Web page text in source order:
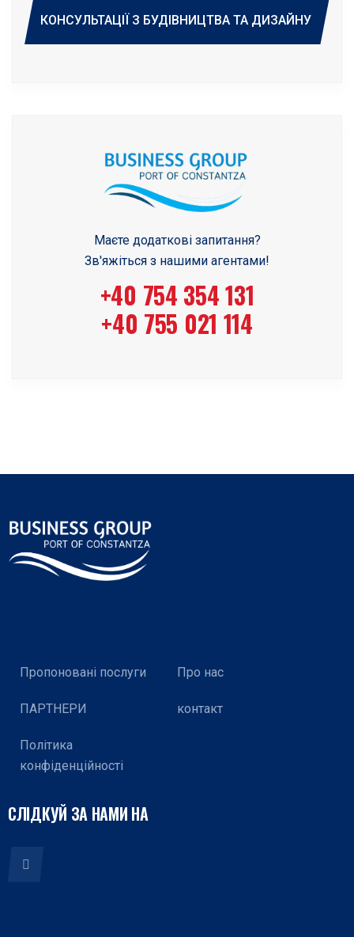
КОНСУЛЬТАЦІЇ З БУДІВНИЦТВА ТА ДИЗАЙНУ
Маєте додаткові запитання?
Зв'яжіться з нашими агентами!
+40 754 354 131
+40 755 021 114
Пропоновані послуги Про нас
ПАРТНЕРИ контакт
Політика
конфіденційності
СЛІДКУЙ ЗА НАМИ НА